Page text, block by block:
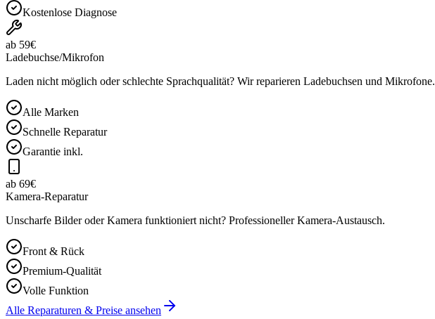
Kostenlose Diagnose
ab 59€
Ladebuchse/Mikrofon
Laden nicht möglich oder schlechte Sprachqualität? Wir reparieren Ladebuchsen und Mikrofone.
Alle Marken
Schnelle Reparatur
Garantie inkl.
ab 69€
Kamera-Reparatur
Unscharfe Bilder oder Kamera funktioniert nicht? Professioneller Kamera-Austausch.
Front & Rück
Premium-Qualität
Volle Funktion
Alle Reparaturen & Preise ansehen